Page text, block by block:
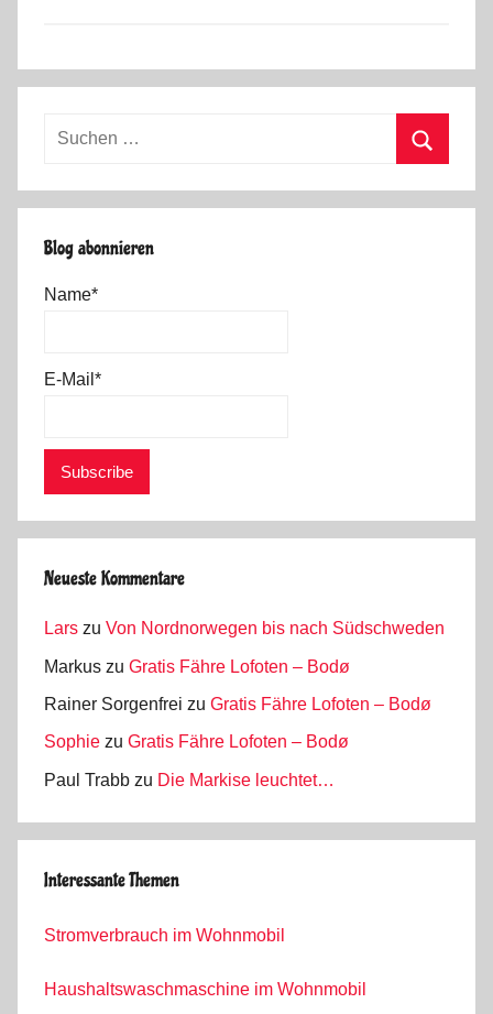
Suchen
Blog abonnieren
Name*
E-Mail*
Neueste Kommentare
Lars zu Von Nordnorwegen bis nach Südschweden
Markus zu Gratis Fähre Lofoten – Bodø
Rainer Sorgenfrei zu Gratis Fähre Lofoten – Bodø
Sophie zu Gratis Fähre Lofoten – Bodø
Paul Trabb zu Die Markise leuchtet…
Interessante Themen
Stromverbrauch im Wohnmobil
Haushaltswaschmaschine im Wohnmobil